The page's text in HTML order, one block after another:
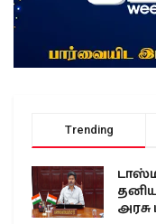
Trending